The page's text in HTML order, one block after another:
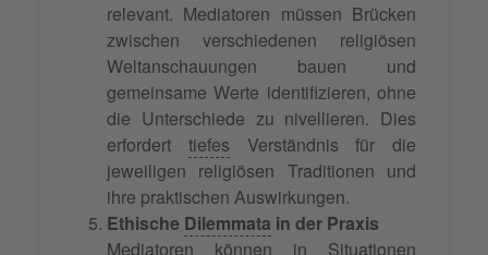
relevant. Mediatoren müssen Brücken
zwischen verschiedenen religiösen
Weltanschauungen bauen und
gemeinsame Werte identifizieren, ohne
die Unterschiede zu nivellieren. Dies
erfordert tiefes Verständnis für die
jeweiligen religiösen Traditionen und
ihre praktischen Auswirkungen.
Ethische Dilemmata in der Praxis
Mediatoren können in Situationen